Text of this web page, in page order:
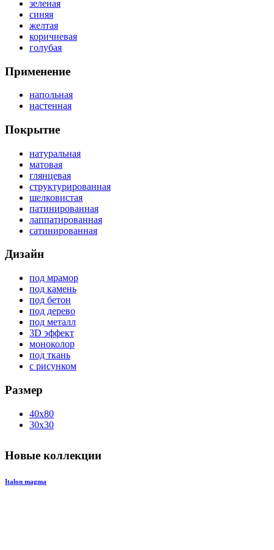
зеленая
синяя
желтая
коричневая
голубая
Применение
напольная
настенная
Покрытие
натуральная
матовая
глянцевая
структурированная
шелковистая
патинированная
лаппатированная
сатинированная
Дизайн
под мрамор
под камень
под бетон
под дерево
под металл
3D эффект
моноколор
под ткань
с рисунком
Размер
40x80
30x30
Новые коллекции
Italon magma